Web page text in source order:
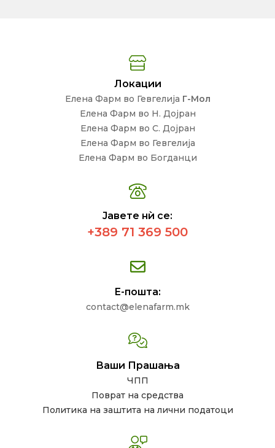
Локации
Елена Фарм во Гевгелија Г-Мол
Елена Фарм во Н. Дојран
Елена Фарм во С. Дојран
Елена Фарм во Гевгелија
Елена Фарм во Богданци
Јавете нѝ се:
+389 71 369 500
Е-пошта:
contact@elenafarm.mk
Ваши Прашања
ЧПП
Поврат на средства
Политика на заштита на лични податоци